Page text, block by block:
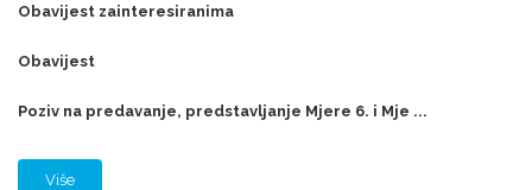
Obavijest zainteresiranima
Obavijest
Poziv na predavanje, predstavljanje Mjere 6. i Mje ...
Više